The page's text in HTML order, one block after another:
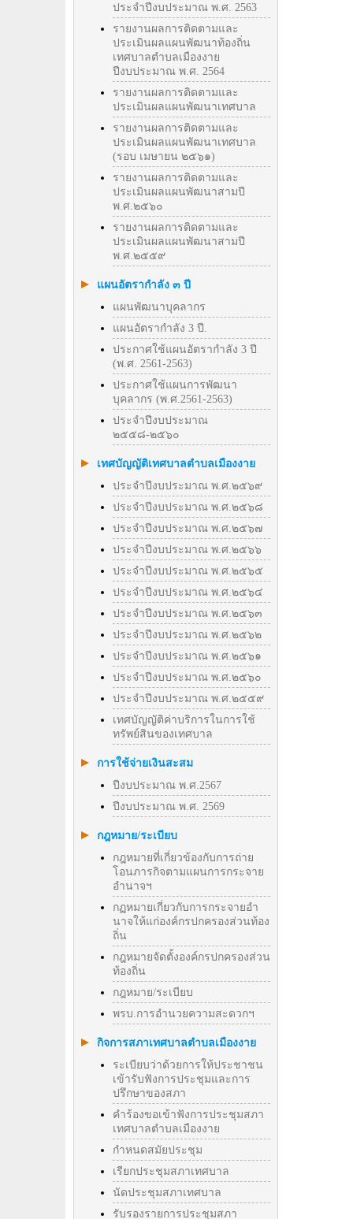
ประจำปีงบประมาณ พ.ศ. 2563
รายงานผลการติดตามและ
ประเมินผลแผนพัฒนาท้องถิ่น
เทศบาลตำบลเมืองงาย
ปีงบประมาณ พ.ศ. 2564
รายงานผลการติดตามและ
ประเมินผลแผนพัฒนาเทศบาล
รายงานผลการติดตามและ
ประเมินผลแผนพัฒนาเทศบาล
(รอบ เมษายน ๒๕๖๑)
รายงานผลการติดตามและ
ประเมินผลแผนพัฒนาสามปี
พ.ศ.๒๕๖๐
รายงานผลการติดตามและ
ประเมินผลแผนพัฒนาสามปี
พ.ศ.๒๕๕๙
แผนอัตรากำลัง ๓ ปี
แผนพัฒนาบุคลากร
แผนอัตรากำลัง 3 ปี.
ประกาศใช้แผนอัตรากำลัง 3 ปี
(พ.ศ. 2561-2563)
ประกาศใช้แผนการพัฒนา
บุคลากร (พ.ศ.2561-2563)
ประจำปีงบประมาณ
๒๕๕๘-๒๕๖๐
เทศบัญญัติเทศบาลตำบลเมืองงาย
ประจำปีงบประมาณ พ.ศ.๒๕๖๙
ประจำปีงบประมาณ พ.ศ.๒๕๖๘
ประจำปีงบประมาณ พ.ศ.๒๕๖๗
ประจำปีงบประมาณ พ.ศ.๒๕๖๖
ประจำปีงบประมาณ พ.ศ.๒๕๖๕
ประจำปีงบประมาณ พ.ศ.๒๕๖๔
ประจำปีงบประมาณ พ.ศ.๒๕๖๓
ประจำปีงบประมาณ พ.ศ.๒๕๖๒
ประจำปีงบประมาณ พ.ศ.๒๕๖๑
ประจำปีงบประมาณ พ.ศ.๒๕๖๐
ประจำปีงบประมาณ พ.ศ.๒๕๕๙
เทศบัญญัติค่าบริการในการใช้
ทรัพย์สินของเทศบาล
การใช้จ่ายเงินสะสม
ปีงบประมาณ พ.ศ.2567
ปีงบประมาณ พ.ศ. 2569
กฎหมาย/ระเบียบ
กฎหมายที่เกี่ยวข้องกับการถ่าย
โอนภารกิจตามแผนการกระจาย
อำนาจฯ
กฏหมายเกี่ยวกับการกระจายอำ
นาจให้แก่องค์กรปกครองส่วนท้อง
ถิ่น
กฎหมายจัดตั้งองค์กรปกครองส่วน
ท้องถิ่น
กฎหมาย/ระเบียบ
พรบ.การอำนวยความสะดวกฯ
กิจการสภาเทศบาลตำบลเมืองงาย
ระเบียบว่าด้วยการให้ประชาชน
เข้ารับฟังการประชุมและการ
ปรึกษาของสภา
คำร้องขอเข้าฟังการประชุมสภา
เทศบาลตำบลเมืองงาย
กำหนดสมัยประชุม
เรียกประชุมสภาเทศบาล
นัดประชุมสภาเทศบาล
รับรองรายการประชุมสภา